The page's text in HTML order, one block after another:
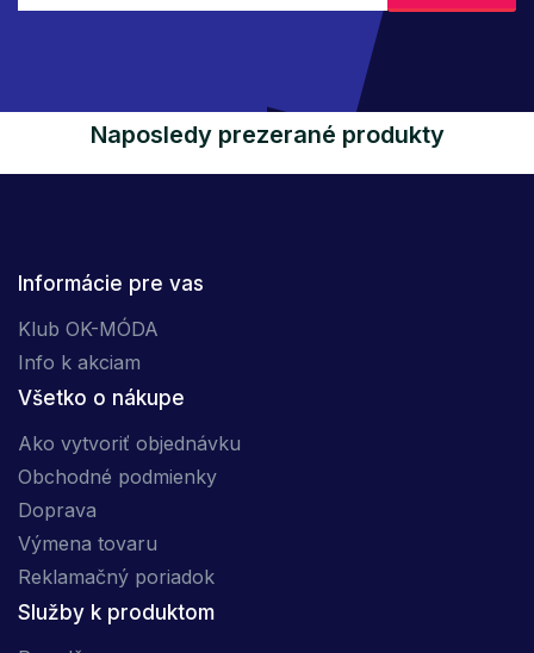
Naposledy prezerané produkty
Informácie pre vas
Klub OK-MÓDA
Info k akciam
Všetko o nákupe
Ako vytvoriť objednávku
Obchodné podmienky
Doprava
Výmena tovaru
Reklamačný poriadok
Služby k produktom